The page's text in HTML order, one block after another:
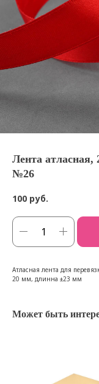
Лента
№26
100 руб.
Атласная лента для
20 мм, длинна ±23 мм
Может быть